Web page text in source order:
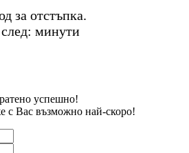
за отстъпка.
минути
успешно!
с Вас възможно най-скоро!